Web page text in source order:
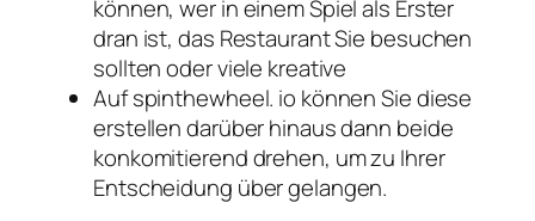
können, wer in einem Spiel als Erster
dran ist, das Restaurant Sie besuchen
sollten oder viele kreative
Auf spinthewheel. io können Sie diese
erstellen darüber hinaus dann beide
konkomitierend drehen, um zu Ihrer
Entscheidung über gelangen.